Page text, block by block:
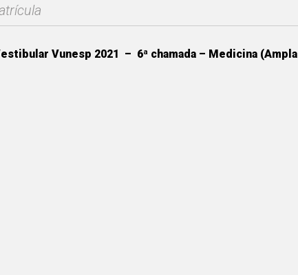
Vunesp 2021 – 6ª chamada – Medicina (Ampla